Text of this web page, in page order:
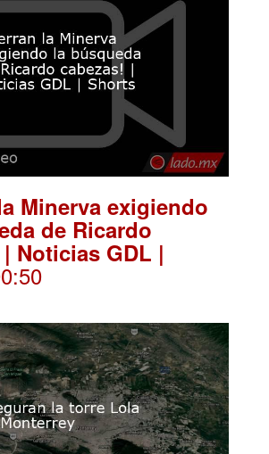
Minerva exigiendo
de Ricardo
Noticias GDL |